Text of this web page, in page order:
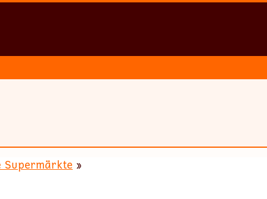
Supermärkte »